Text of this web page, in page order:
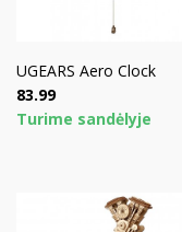
UGEARS Aero Clock
Price
83.99
Turime sandėlyje